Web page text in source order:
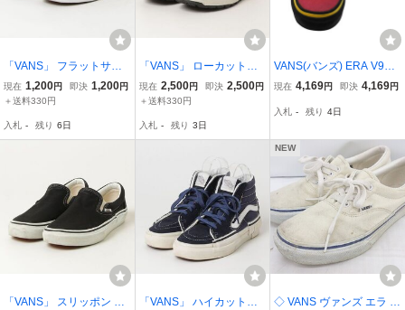
「VANS」 フラットサン
ダル 23.5cm グレー レデ
ィース
現在 1,200円 即決 1,200円
＋送料330円
入札 - 残り 6日
「VANS」 ローカットス
ニーカー 24.5cm ブラッ
ク レディース
現在 2,500円 即決 2,500円
＋送料330円
入札 - 残り 3日
VANS(バンズ) ERA V95
RASTA PACK エラ ラスタ
ディース 中古 古着 1000
現在 4,169円 即決 4,169円
入札 - 残り 4日
「VANS」 スリッポン 25
「VANS」 ハイカットス
NEW
◇ VANS ヴァンズ エラ E